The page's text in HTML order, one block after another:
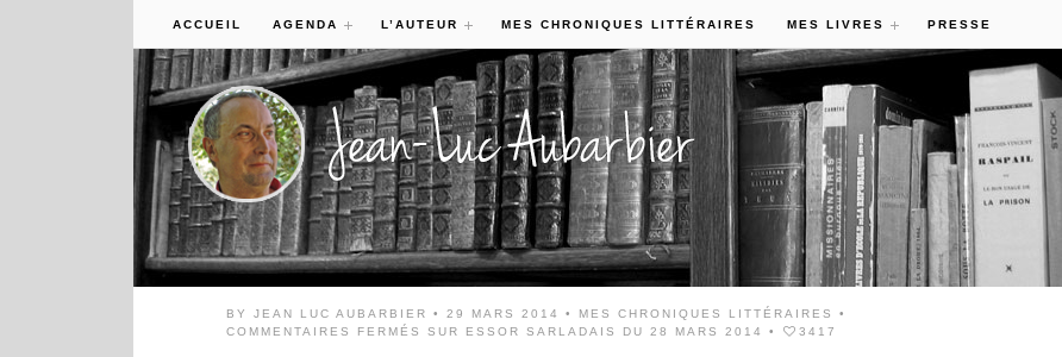
ACCUEIL AGENDA L’AUTEUR MES CHRONIQUES LITTÉRAIRES MES LIVRES PRESSE
BYJEAN LUC AUBARBIER • 29 MARS 2014 • MES CHRONIQUES LITTÉRAIRES
•
COMMENTAIRES FERMÉS
SUR ESSOR SARLADAIS DU 28 MARS 2014 • 3417